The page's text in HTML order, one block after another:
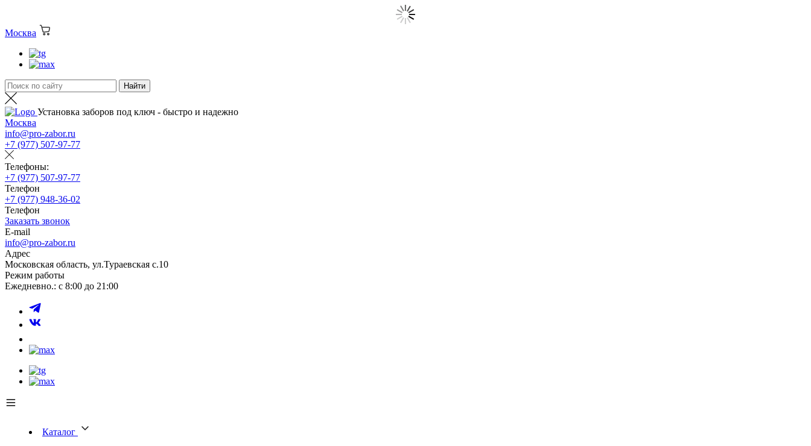
Москва
Установка заборов под ключ - быстро и надежно
Москва
info@pro-zabor.ru
+7 (977) 507-97-77
Телефоны:
+7 (977) 507-97-77
Телефон
+7 (977) 948-36-02
Телефон
Заказать звонок
E-mail
info@pro-zabor.ru
Адрес
Московская область, ул.Тураевская с.10
Режим работы
Ежедневно.: с 8:00 до 21:00
Каталог